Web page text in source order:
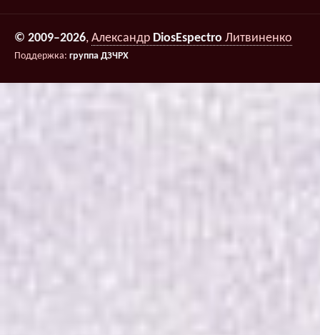
© 2009–2026, Александр DiosEspectro Литвиненко
Поддержка: группа ДЗЧРХ